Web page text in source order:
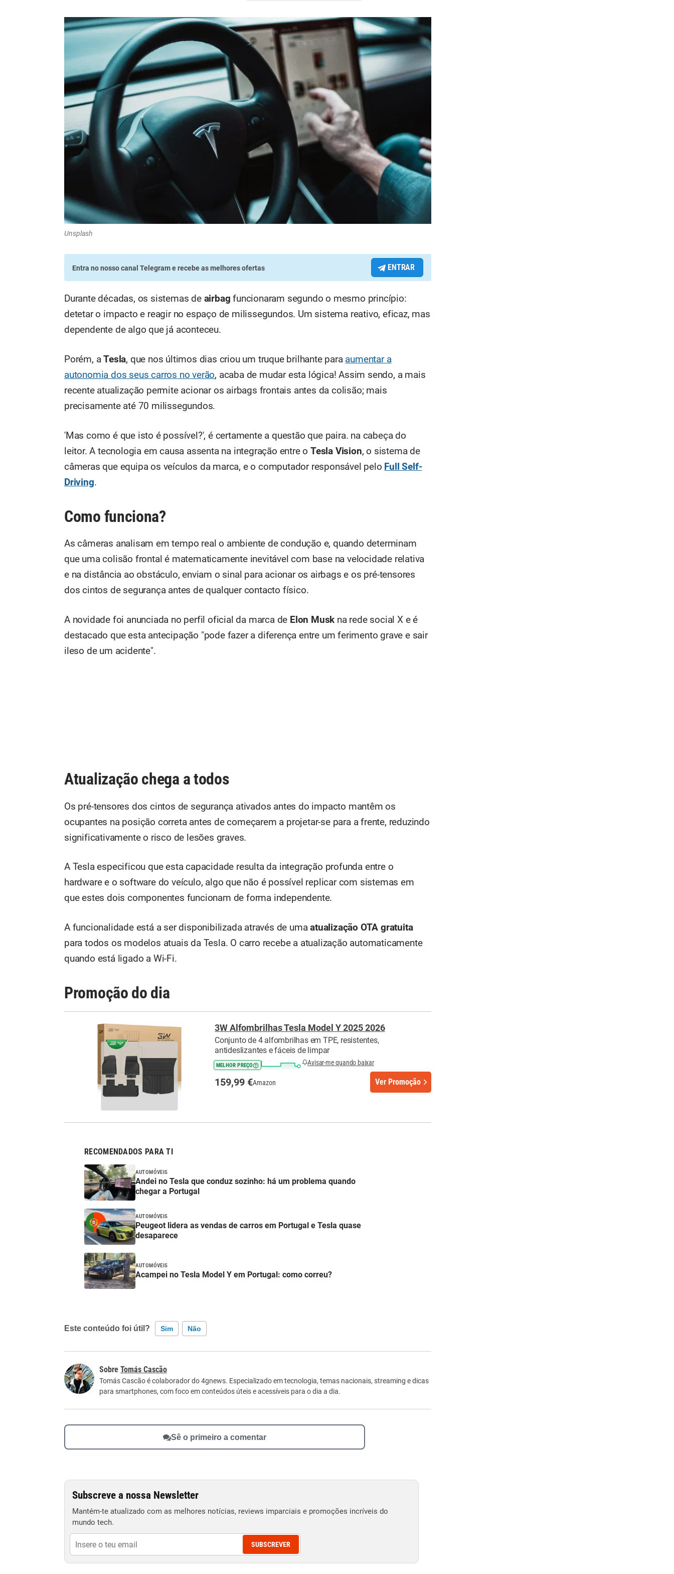
Unsplash
Entra no nosso canal Telegrame recebe as melhores ofertas ENTRAR
Durante décadas, os sistemas de airbag funcionaram segundo o mesmo princípio:
detetar o impacto e reagir no espaço de milissegundos. Um sistema reativo, eficaz, mas
dependente de algo que já aconteceu.
Porém, aTesla, que nos últimos dias criou um truque brilhante para aumentar a
autonomia dos seus carros no verão, acaba de mudar esta lógica! Assim sendo, a mais
recente atualização permite acionar os airbags frontais antes da colisão; mais
precisamente até 70 milissegundos.
'Mas como é que isto é possível?', é certamente a questão que paira. na cabeça do
leitor. A tecnologia em causa assenta na integração entre o Tesla Vision, o sistema de
câmeras que equipa os veículos da marca, e o computador responsável pelo Full Self-
Driving.
Como funciona?
As câmeras analisam em tempo real o ambiente de condução e, quando determinam
que uma colisão frontal é matematicamente inevitável com base na velocidade relativa
e na distância ao obstáculo, enviam o sinal para acionar os airbags e os pré-tensores
dos cintos de segurança antes de qualquer contacto físico.
A novidade foi anunciada no perfil oficial da marca de Elon Musk na rede social X e é
destacado que esta antecipação "pode fazer a diferença entre um ferimento grave e sair
ileso de um acidente".
Atualização chega a todos
Os pré-tensores dos cintos de segurança ativados antes do impacto mantêm os
ocupantes na posição correta antes de começarem a projetar-se para a frente, reduzindo
significativamente o risco de lesões graves.
A Tesla especificou que esta capacidade resulta da integração profunda entre o
hardware e o software do veículo, algo que não é possível replicar com sistemas em
que estes dois componentes funcionam de forma independente.
A funcionalidade está a ser disponibilizada através de umaatualização OTA gratuita
para todos os modelos atuais da Tesla. O carro recebe a atualização automaticamente
quando está ligado a Wi-Fi.
Promoção do dia
3W Alfombrilhas Tesla Model Y 2025 2026
Conjunto de 4 alfombrilhas em TPE, resistentes,
antideslizantes e fáceis de limpar
MELHOR PREÇO Avisar-me quando baixar
159,99 €Amazon Ver Promoção
RECOMENDADOS PARA TI
AUTOMÓVEIS
Andei no Tesla que conduz sozinho: há um problema quando
chegar a Portugal
AUTOMÓVEIS
Peugeot lidera as vendas de carros em Portugal e Tesla quase
desaparece
AUTOMÓVEIS
Acampei no Tesla Model Y em Portugal: como correu?
Este conteúdo foi útil? Sim Não
Este conteúdo não tem a informação que procuro
Tomás Cascão
Tomás Cascão é colaborador do 4gnews. Especializado em tecnologia, temas nacionais, streaming e dicas
para smartphones, com foco em conteúdos úteis e acessíveis para o dia a dia.
Sê o primeiro a comentar
Subscreve a nossa Newsletter
Mantém-te atualizado com as melhores notícias, reviews imparciais e promoções incríveis do
mundo tech.
SUBSCREVER